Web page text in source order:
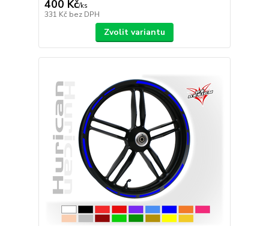
400 Kč/ks
331 Kč bez DPH
Zvolit variantu